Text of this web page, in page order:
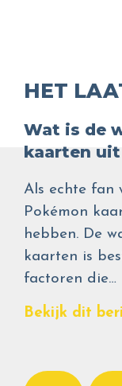
HET
Wat is de
kaarten uit
Als echte fan
Pokémon
hebben. De
kaarten is
factoren die…
Bekijk dit